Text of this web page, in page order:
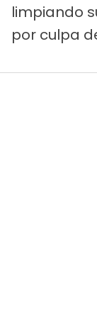
limpiando
por culpa